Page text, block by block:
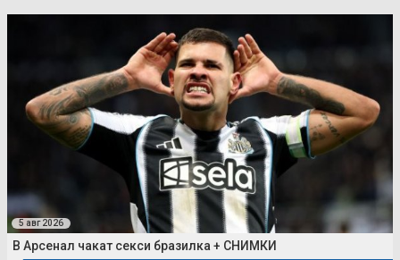
5 авг 2026
В Арсенал чакат секси бразилка + СНИМКИ